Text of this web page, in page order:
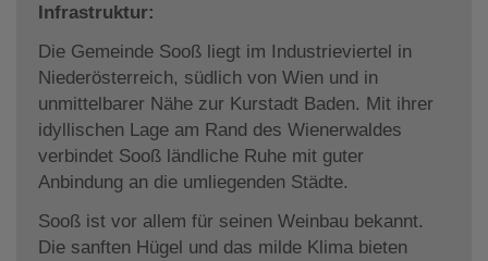
Infrastruktur:
Die Gemeinde Sooß liegt im Industrieviertel in
Niederösterreich, südlich von Wien und in
unmittelbarer Nähe zur Kurstadt Baden. Mit ihrer
idyllischen Lage am Rand des Wienerwaldes
verbindet Sooß ländliche Ruhe mit guter
Anbindung an die umliegenden Städte.
Sooß ist vor allem für seinen Weinbau bekannt.
Die sanften Hügel und das milde Klima bieten